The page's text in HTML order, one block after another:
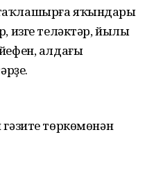
яҡындары
изге теләктәр, йылы
алдағы
төркөмөнән